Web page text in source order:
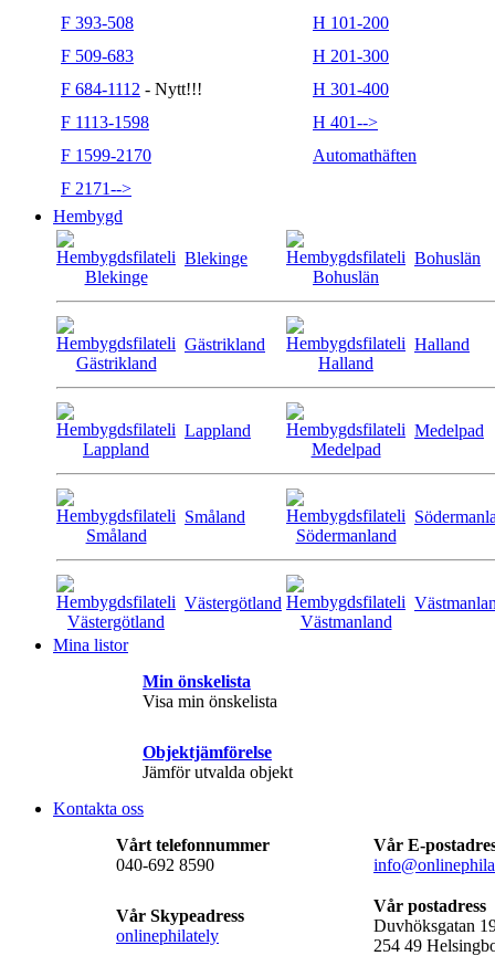
F 393-508
H 101-200
F 509-683
H 201-300
F 684-1112 - Nytt!!!
H 301-400
F 1113-1598
H 401-->
F 1599-2170
Automathäften
F 2171-->
Hembygd
Blekinge Bohuslän
Gästrikland Halland
Lappland Medelpad
Småland
Västergötland
Mina listor
Min önskelista
Visa min önskelista
Objektjämförelse
Jämför utvalda objekt
Kontakta oss
Vårt telefonnummer
040-692 8590
Vår E-
Vår Skypeadress
onlinephilately
Vår postadress
Duvhöksgatan
254 49